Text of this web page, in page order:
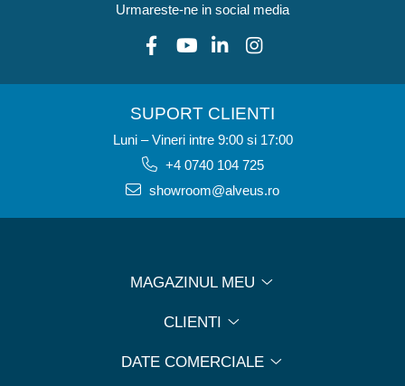
Urmareste-ne in social media
SUPORT CLIENTI
Luni – Vineri intre 9:00 si 17:00
+4 0740 104 725
showroom@alveus.ro
MAGAZINUL MEU
CLIENTI
DATE COMERCIALE